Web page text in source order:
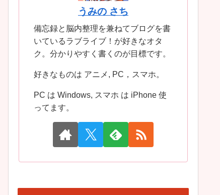
うみの さち
備忘録と脳内整理を兼ねてブログを書
いているラブライブ！が好きなオタ
ク。分かりやすく書くのが目標です。
好きなものは アニメ, PC，スマホ。
PC は Windows, スマホ は iPhone 使
ってます。